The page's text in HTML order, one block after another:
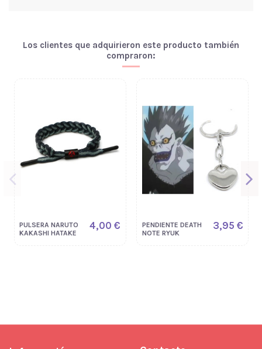
Los clientes que adquirieron este producto también
compraron:
PULSERA NARUTO
KAKASHI HATAKE
4,00 €
PENDIENTE DEATH
NOTE RYUK
3,95 €